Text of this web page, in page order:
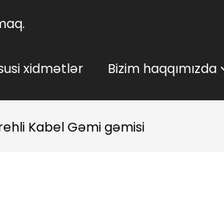
xidmətlər Bizim haqqımızda
Kabel Gəmi gəmisi